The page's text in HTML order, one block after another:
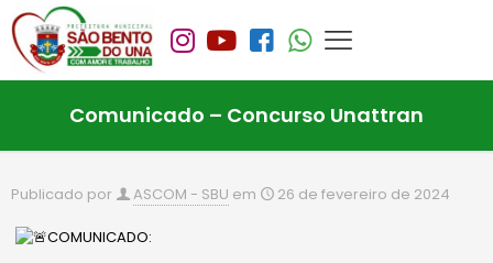
Comunicado – Concurso Unattran
Publicado por ASCOM - SBU em 26 de fevereiro de 2024
COMUNICADO: